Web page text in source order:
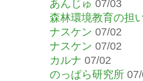
あんじゅ 07/03
森林環境教育の担
ナスケン 07/02
ナスケン 07/02
カルナ 07/02
のっぱら研究所